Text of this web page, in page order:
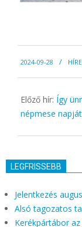
09-
28
2024-09-28
Előző hír: Így
népmese napját
LEGFRISSEBB
Jelentkezés
Alsó tagozatos
Kerékpártábor